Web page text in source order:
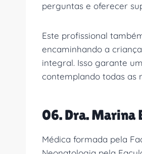
perguntas e oferecer
Este profissional
encaminhando a
integral. Isso garante
contemplando todas as
06. Dra. Marina
Médica formada pela